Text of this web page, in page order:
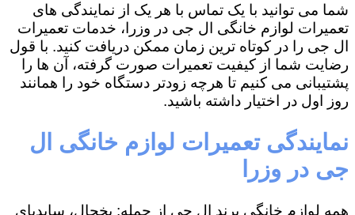
شما می توانید با یک تماس با هر یک از نمایندگی های
تعمیرات لوازم خانگی ال جی در وزرا، خدمات تعمیرات
ال جی را در کوتاه ترین زمان ممکن دریافت کنید. با قول
رضایت شما از کیفیت تعمیرات صورت گرفته، آن ها را
پشتیبانی می کنیم تا هرچه زودتر دستگاه خود را همانند
روز اول در اختیار داشته باشید.
نمایندگی تعمیرات لوازم خانگی ال
جی در وزرا
همه لوازم خانگی برند ال جی از جمله: یخچال، سایدبای